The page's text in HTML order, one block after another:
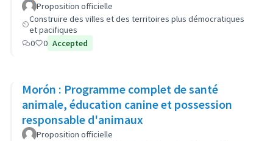
Proposition officielle
Construire des villes et des territoires plus démocratiques
et pacifiques
0
0 Accepted
Morón : Programme complet de santé
animale, éducation canine et possession
responsable d'animaux
Proposition officielle